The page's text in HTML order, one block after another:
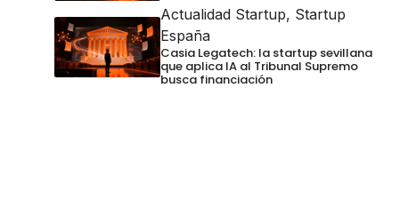
Actualidad Startup, Startup
España
Casia Legatech: la startup sevillana
que aplica IA al Tribunal Supremo
busca financiación